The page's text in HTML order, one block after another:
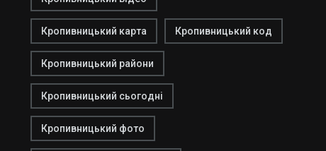
Кропивницький карта Кропивницький код
Кропивницький райони
Кропивницький сьогодні
Кропивницький фото